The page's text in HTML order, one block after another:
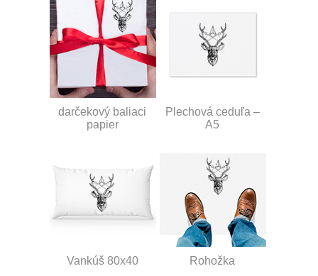
darčekový baliaci
papier
Plechová ceduľa –
A5
Vankúš 80x40 Rohožka